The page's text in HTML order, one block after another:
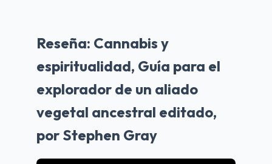
Reseña: Cannabis y
espiritualidad, Guía para el
explorador de un aliado
vegetal ancestral editado,
por Stephen Gray